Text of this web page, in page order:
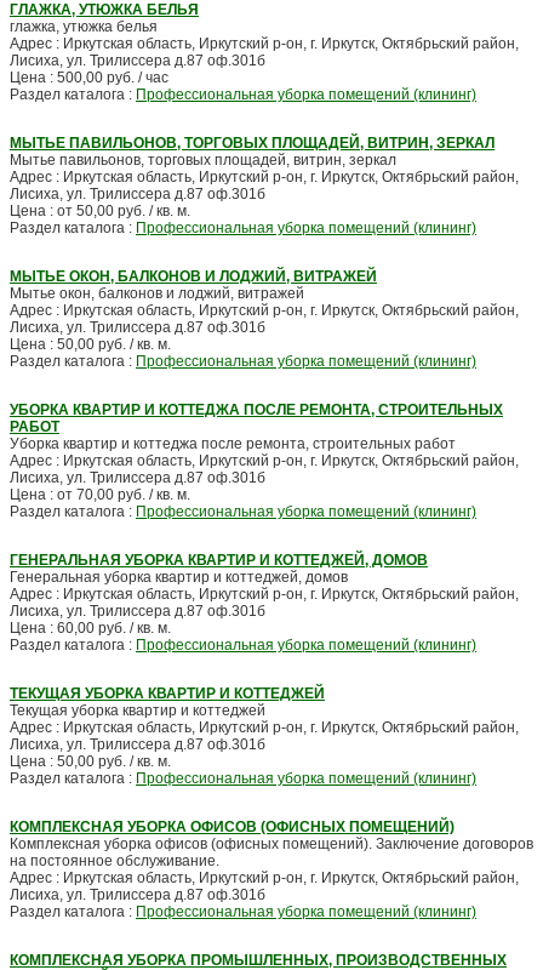
ГЛАЖКА, УТЮЖКА БЕЛЬЯ
глажка, утюжка белья
Адрес : Иркутская область, Иркутский р-он, г. Иркутск, Октябрьский район,
Лисиха, ул. Трилиссера д.87 оф.301б
Цена : 500,00 руб. / час
Раздел каталога : Профессиональная уборка помещений (клининг)
МЫТЬЕ ПАВИЛЬОНОВ, ТОРГОВЫХ ПЛОЩАДЕЙ, ВИТРИН, ЗЕРКАЛ
Мытье павильонов, торговых площадей, витрин, зеркал
Адрес : Иркутская область, Иркутский р-он, г. Иркутск, Октябрьский район,
Лисиха, ул. Трилиссера д.87 оф.301б
Цена : от 50,00 руб. / кв. м.
Раздел каталога : Профессиональная уборка помещений (клининг)
МЫТЬЕ ОКОН, БАЛКОНОВ И ЛОДЖИЙ, ВИТРАЖЕЙ
Мытье окон, балконов и лоджий, витражей
Адрес : Иркутская область, Иркутский р-он, г. Иркутск, Октябрьский район,
Лисиха, ул. Трилиссера д.87 оф.301б
Цена : 50,00 руб. / кв. м.
Раздел каталога : Профессиональная уборка помещений (клининг)
УБОРКА КВАРТИР И КОТТЕДЖА ПОСЛЕ РЕМОНТА, СТРОИТЕЛЬНЫХ
РАБОТ
Уборка квартир и коттеджа после ремонта, строительных работ
Адрес : Иркутская область, Иркутский р-он, г. Иркутск, Октябрьский район,
Лисиха, ул. Трилиссера д.87 оф.301б
Цена : от 70,00 руб. / кв. м.
Раздел каталога : Профессиональная уборка помещений (клининг)
ГЕНЕРАЛЬНАЯ УБОРКА КВАРТИР И КОТТЕДЖЕЙ, ДОМОВ
Генеральная уборка квартир и коттеджей, домов
Адрес : Иркутская область, Иркутский р-он, г. Иркутск, Октябрьский район,
Лисиха, ул. Трилиссера д.87 оф.301б
Цена : 60,00 руб. / кв. м.
Раздел каталога : Профессиональная уборка помещений (клининг)
ТЕКУЩАЯ УБОРКА КВАРТИР И КОТТЕДЖЕЙ
Текущая уборка квартир и коттеджей
Адрес : Иркутская область, Иркутский р-он, г. Иркутск, Октябрьский район,
Лисиха, ул. Трилиссера д.87 оф.301б
Цена : 50,00 руб. / кв. м.
Раздел каталога : Профессиональная уборка помещений (клининг)
КОМПЛЕКСНАЯ УБОРКА ОФИСОВ (ОФИСНЫХ ПОМЕЩЕНИЙ)
Комплексная уборка офисов (офисных помещений). Заключение договоров
на постоянное обслуживание.
Адрес : Иркутская область, Иркутский р-он, г. Иркутск, Октябрьский район,
Лисиха, ул. Трилиссера д.87 оф.301б
Раздел каталога : Профессиональная уборка помещений (клининг)
КОМПЛЕКСНАЯ УБОРКА ПРОМЫШЛЕННЫХ, ПРОИЗВОДСТВЕННЫХ